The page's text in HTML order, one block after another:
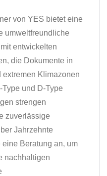
von YES bietet eine
umweltfreundliche
entwickelten
die Dokumente in
Klimazonen
und D-Type
strengen
zuverlässige
Jahrzehnte
Beratung an, um
nachhaltigen